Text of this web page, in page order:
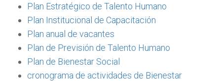
Plan Estratégico de Talento Humano
Plan Institucional de Capacitación
Plan anual de vacantes
Plan de Previsión de Talento Humano
Plan de Bienestar Social
cronograma de actividades de Bienestar